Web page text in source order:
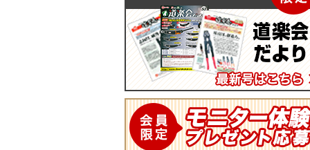
電工ジョイント
自動ポンチ
全ネジレンチ・ソケット
LEDライト
カチッとホルダー
SmartShuttoシリーズ
ソフトフィットシリーズ
SmartEdgeシリーズ
ハイクオリティ・レザーシリーズ
レザーシリーズ ナチュラル&ブラック
タイプ